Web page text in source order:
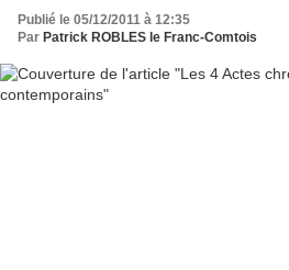
Publié le 05/12/2011 à 12:35
Par Patrick ROBLES le Franc-Comtois